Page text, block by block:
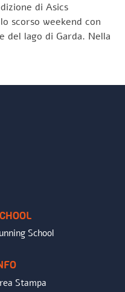
di Asics
scorso weekend con
del lago di Garda. Nella
School
Stampa